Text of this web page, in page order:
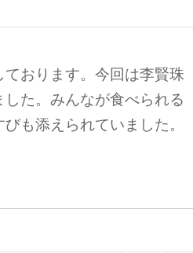
おります。今回は李賢珠
た。みんなが食べられる
も添えられていました。